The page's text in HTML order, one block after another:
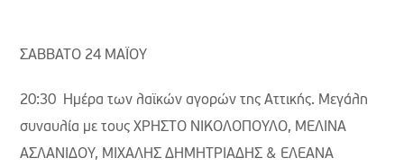
ΣΑΒΒΑΤΟ 24 ΜΑΪΟΥ
20:30 Ημέρα των λαϊκών αγορών της Αττικής. Μεγάλη
συναυλία με τους ΧΡΗΣΤΟ ΝΙΚΟΛΟΠΟΥΛΟ, ΜΕΛΙΝΑ
ΑΣΛΑΝΙΔΟΥ, ΜΙΧΑΛΗΣ ΔΗΜΗΤΡΙΑΔΗΣ & ΕΛΕΑΝΑ